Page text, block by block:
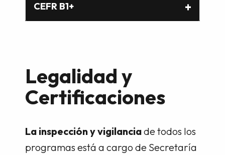
CEFR B1+
Legalidad y
Certificaciones
La inspección y vigilanciade todos los
programas está a cargo de Secretaría